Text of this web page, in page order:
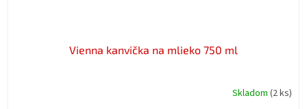
Vienna kanvička na mlieko 750 ml
Skladom (2 ks)